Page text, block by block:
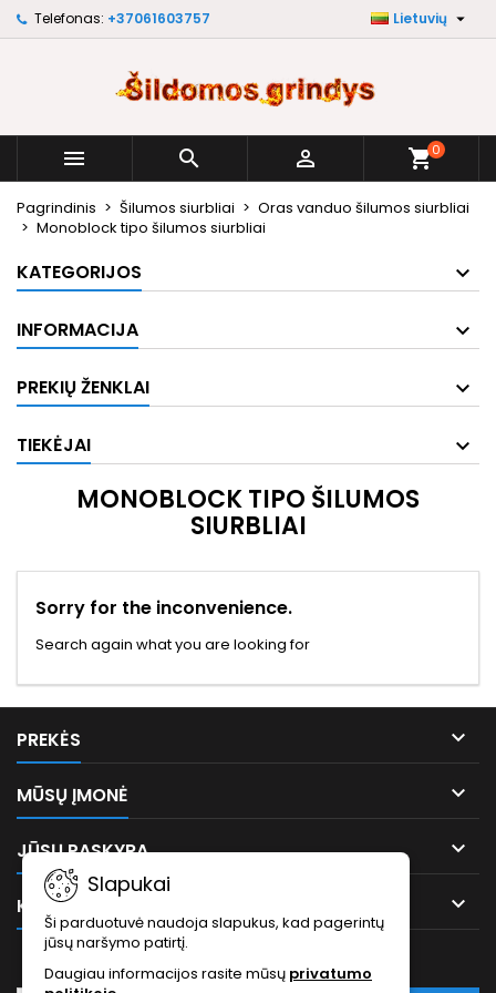
Telefonas: +37061603757 Lietuvių 
   shopping_cart0
Pagrindinis Šilumos siurbliai
Oras vanduo šilumos siurbliai
Monoblock tipo šilumos siurbliai
KATEGORIJOS
INFORMACIJA
PREKIŲ ŽENKLAI
TIEKĖJAI
MONOBLOCK TIPO ŠILUMOS
SIURBLIAI
Sorry for the inconvenience.
Search again what you are looking for
PREKĖS 
MŪSŲ ĮMONĖ 
JŪSŲ PASKYRA 
KONTAKTAI 
My wishlists ×
Create new list
((modalTitle)) ×
((confirmMessage))
((cancelText)) ((modalDeleteText))
Sukurti pageidavimų sąrašą ×
Pageidavimų sąrašo pavadinimas
Atšaukti Sukurti pageidavimų sąrašą
Prisijungti ×
Norėdami išsaugoti prekes savo pageidavimų
Slapukai
Ši parduotuvė naudoja slapukus, kad pagerintų
jūsų naršymo patirtį.
Daugiau informacijos rasite mūsų privatumo
NAUJĖLAIŠKIS